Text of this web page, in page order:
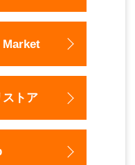
Market
トア